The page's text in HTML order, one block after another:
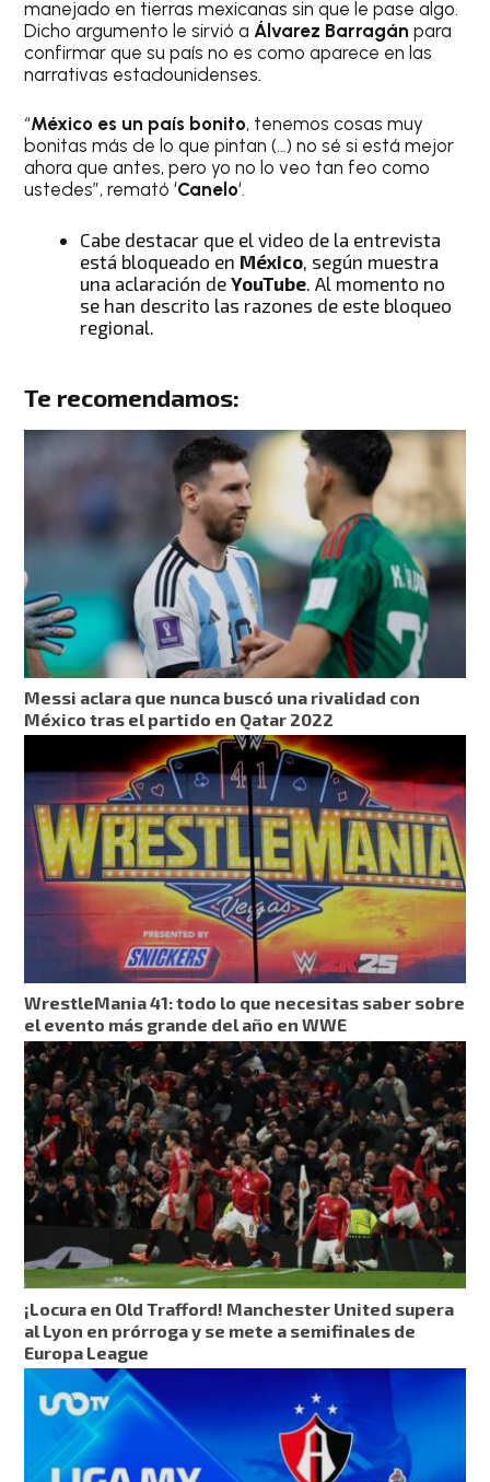
manejado en tierras mexicanas sin que le pase algo.
Dicho argumento le sirvió a Álvarez Barragánpara
confirmar que su país no es como aparece en las
narrativas estadounidenses.
“México es un país bonito, tenemos cosas muy
bonitas más de lo que pintan (…) no sé si está mejor
ahora que antes, pero yo no lo veo tan feo como
ustedes”, remató ‘Canelo‘.
Cabe destacar que el video de la entrevista
está bloqueado en México , según muestra
una aclaración deYouTube . Al momento no
se han descrito las razones de este bloqueo
regional.
Te recomendamos:
Messi aclara que nunca buscó una rivalidad con
México tras el partido en Qatar 2022
WrestleMania 41: todo lo que necesitas saber sobre
el evento más grande del año en WWE
¡Locura en Old Trafford! Manchester United supera
al Lyon en prórroga y se mete a semifinales de
Europa League